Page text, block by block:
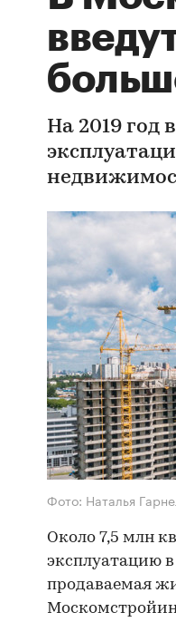
На 2019 год
Фото: Наталья
Около 7,5 млн
эксплуатацию
продаваемая